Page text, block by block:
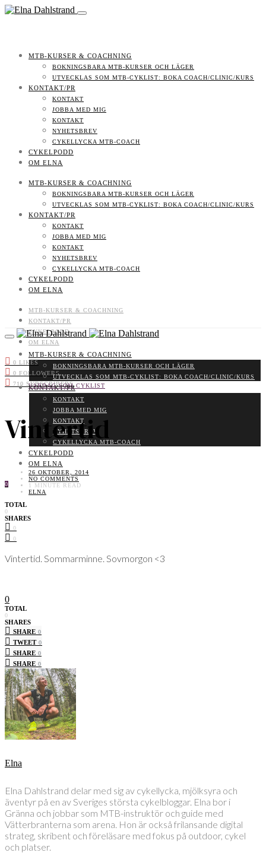
MTB-KURSER & COACHNING
BOKNINGSBARA MTB-KURSER OCH LÄGER
UTVECKLAS SOM MTB-CYKLIST: BOKA COACH/CLINIC/KURS
KONTAKT/PR
KONTAKT
JOBBA MED MIG
KONTAKT
NYHETSBREV
CYKELLYCKA MTB-COACH
CYKELPODD
OM ELNA
MTB-KURSER & COACHNING
BOKNINGSBARA MTB-KURSER OCH LÄGER
UTVECKLAS SOM MTB-CYKLIST: BOKA COACH/CLINIC/KURS
KONTAKT/PR
KONTAKT
JOBBA MED MIG
KONTAKT
NYHETSBREV
CYKELLYCKA MTB-COACH
CYKELPODD
OM ELNA
MTB-KURSER & COACHNING
KONTAKT/PR
CYKELPODD
OM ELNA
0 LIKES
0 FOLLOWERS
710 SUBSCRIBERS
MTB-KURSER & COACHNING
BOKNINGSBARA MTB-KURSER OCH LÄGER
UTVECKLAS SOM MTB-CYKLIST: BOKA COACH/CLINIC/KURS
KONTAKT/PR
KONTAKT
JOBBA MED MIG
KONTAKT
NYHETSBREV
CYKELLYCKA MTB-COACH
CYKELPODD
OM ELNA
0
VARDAG SOM CYKLIST
Vintertid
26 OKTOBER, 2014
NO COMMENTS
1 MINUTE READ
ELNA
TOTAL
0
SHARES
0
0
Vintertid. Sommarminne. Sovmorgon <3
0
TOTAL
0
SHARES
SHARE 0
TWEET 0
SHARE 0
SHARE 0
Elna
Elna Dahlstrand delar med sig av cykellycka, mjölksyra och
äventyr på en av Sveriges största cykelbloggar. Elna bor i
Gränna och jobbar som MTB-instruktör och guide med
Vätterbranterna som arena. Hon är också frilansande digital
strateg, skribent och föreläsare med fokus på outdoor, cykel
och platser.